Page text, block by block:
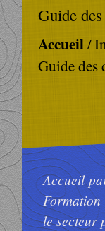
Guide
Accueil/
Guide des
Accueil
Formation
le secteur